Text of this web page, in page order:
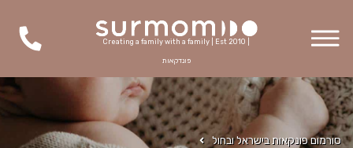
Creating a family with a family | Est 2010 |
פונדקאות
סורמום פונקאות בישראל ובחול